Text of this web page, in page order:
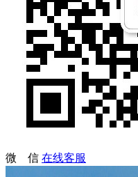
微 信 在线客服